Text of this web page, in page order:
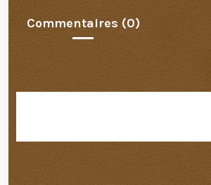
Commentaires (0)